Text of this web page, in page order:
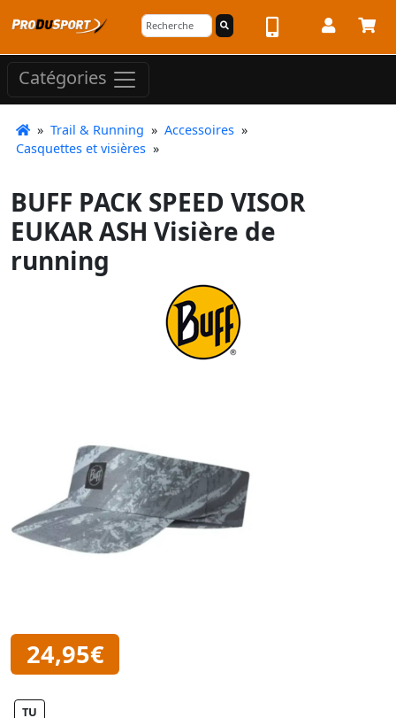
Catégories
» Trail & Running » Accessoires »
Casquettes et visières »
BUFF PACK SPEED VISOR
EUKAR ASH Visière de
running
24,95€
TU